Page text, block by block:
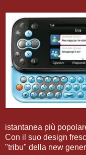
istantanea più
Con il suo design
"tribu" della new